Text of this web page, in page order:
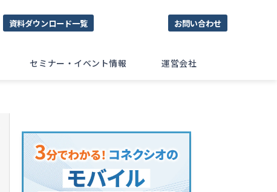
資料ダウンロード一覧 お問い合わせ
セミナー・イベント情報 運営会社